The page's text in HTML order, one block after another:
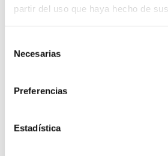
partir del uso que haya hecho de
Necesarias
Preferencias
Estadística